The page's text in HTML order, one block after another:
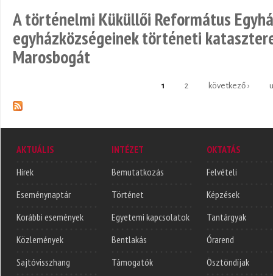
A történelmi Küküllői Református
egyházközségeinek történeti
Marosbogát
1 2 következő ›
AKTUÁLIS
Hírek
Eseménynaptár
Korábbi események
Közlemények
Sajtóvisszhang
INTÉZET
Bemutatkozás
Történet
Egyetemi kapcsolatok
Bentlakás
Támogatók
OKTATÁS
Felvételi
Képzések
Tantárgyak
Órarend
Ösztöndíjak